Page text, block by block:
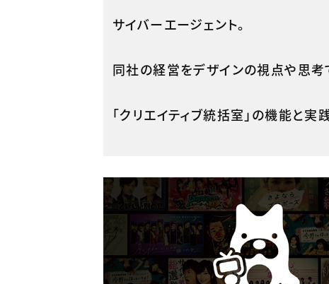
サイバーエージェント。
同社の経営をデザインの視点や思考
「クリエイティブ統括室」の機能と実